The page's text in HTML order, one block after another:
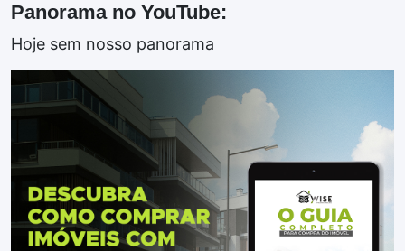
Panorama no YouTube:
Hoje sem nosso panorama